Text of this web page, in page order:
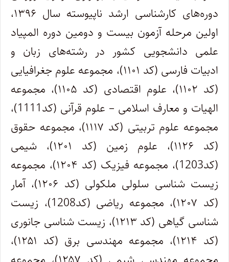
دوره‌های کارشناسی ارشد ناپیوسته سال ۱۳۹۶،
اولین مرحله آزمون بیست و دومین دوره المپیاد
علمی دانشجویی کشور در رشته‌های زبان و
ادبیات فارسی (کد ۱۱۰۱)، مجموعه علوم جغرافیایی
(کد ۱۱۰۲)، علوم اقتصادی (کد ۱۱۰۵)، مجموعه
الهیات و معارف اسلامی – علوم قرآنی (کد1111)،
مجموعه علوم تربیتی (کد ۱۱۱۷)، مجموعه حقوق
(کد ۱۱۲۶)، علوم زمین (کد ۱۲۰۱)، شیمی
(کد1203)، مجموعه فیزیک (کد ۱۲۰۴)، مجموعه
زیست شناسی سلولی ملکولی (کد ۱۲۰۶)، آمار
(کد ۱۲۰۷)، مجموعه ریاضی (کد1208)، زیست
شناسی گیاهی (کد ۱۲۱۳)، زیست شناسی جانوری
(کد ۱۲۱۴)، مجموعه مهندسی برق (کد ۱۲۵۱)،